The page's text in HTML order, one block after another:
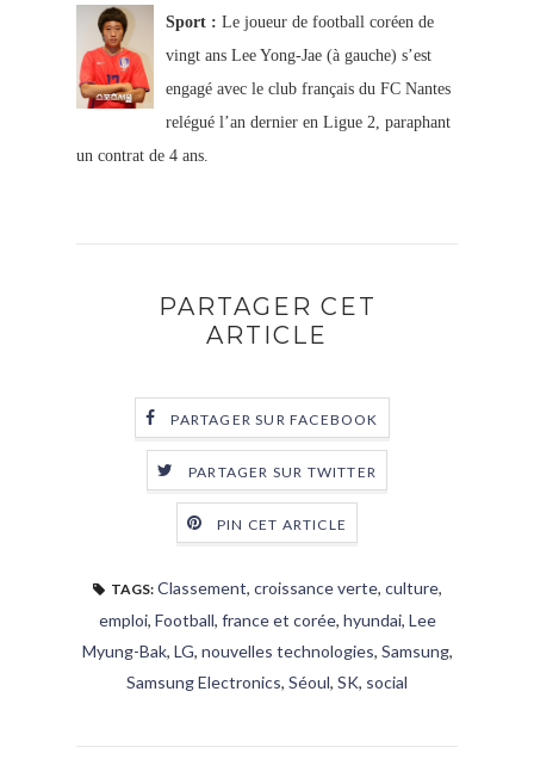
Sport : Le joueur de football coréen de
vingt ans Lee Yong-Jae (à gauche) s’est
engagé avec le club français du FC Nantes
relégué l’an dernier en Ligue 2, paraphant
un contrat de 4 ans.
PARTAGER CET
ARTICLE
PARTAGER SUR FACEBOOK
PARTAGER SUR TWITTER
PIN CET ARTICLE
TAGS: Classement, croissance verte, culture,
emploi, Football, france et corée, hyundai, Lee
Myung-Bak, LG, nouvelles technologies, Samsung,
Samsung Electronics, Séoul, SK, social